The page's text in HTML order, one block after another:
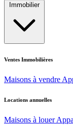
Immobilier
Ventes Immobilières
Maisons à vendre
Locations annuelles
Maisons à louer